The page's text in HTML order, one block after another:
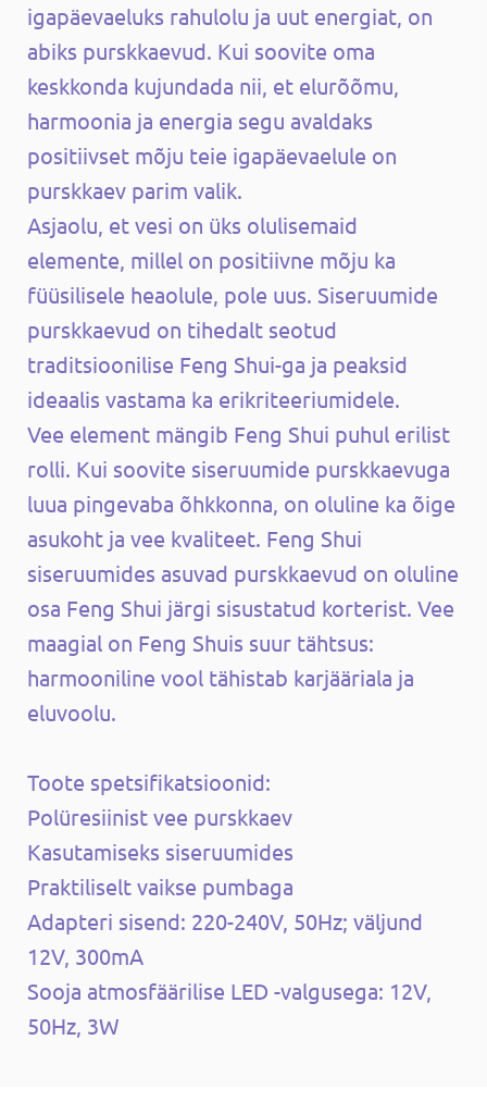
igapäevaeluks rahulolu ja uut energiat, on
abiks purskkaevud. Kui soovite oma
keskkonda kujundada nii, et elurõõmu,
harmoonia ja energia segu avaldaks
positiivset mõju teie igapäevaelule on
purskkaev parim valik.
Asjaolu, et vesi on üks olulisemaid
elemente, millel on positiivne mõju ka
füüsilisele heaolule, pole uus. Siseruumide
purskkaevud on tihedalt seotud
traditsioonilise Feng Shui-ga ja peaksid
ideaalis vastama ka erikriteeriumidele.
Vee element mängib Feng Shui puhul erilist
rolli. Kui soovite siseruumide purskkaevuga
luua pingevaba õhkkonna, on oluline ka õige
asukoht ja vee kvaliteet. Feng Shui
siseruumides asuvad purskkaevud on oluline
osa Feng Shui järgi sisustatud korterist. Vee
maagial on Feng Shuis suur tähtsus:
harmooniline vool tähistab karjääriala ja
eluvoolu.
Toote spetsifikatsioonid:
Polüresiinist vee purskkaev
Kasutamiseks siseruumides
Praktiliselt vaikse pumbaga
Adapteri sisend: 220-240V, 50Hz; väljund
12V, 300mA
Sooja atmosfäärilise LED -valgusega: 12V,
50Hz, 3W